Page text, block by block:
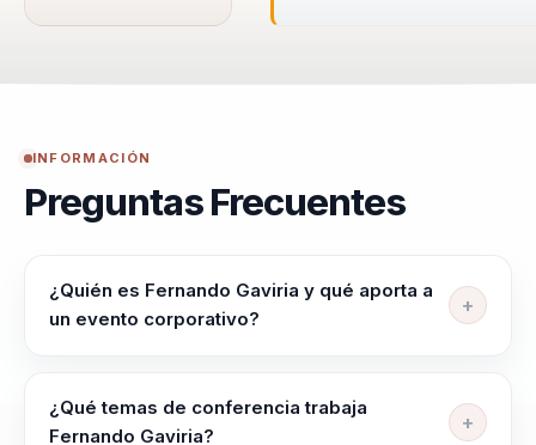
INFORMACIÓN
Preguntas Frecuentes
¿Quién es Fernando Gaviria y qué aporta a
un evento corporativo?
responsables de equipos a alinear equipos, elevar
criterio y liderar con claridad en contextos complejos.
¿Qué temas de conferencia trabaja
Fernando Gaviria?